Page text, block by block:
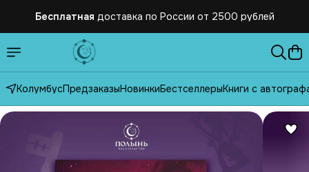
Бесплатная доставка по России от 2500 рублей
КолумбусПредзаказыНовинкиБестселлерыКниги с